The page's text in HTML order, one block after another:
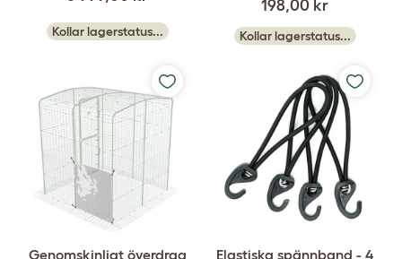
Kollar lagerstatus...
198,00 kr
Kollar lagerstatus...
Genomskinligt överdrag
Elastiska spännband - 4